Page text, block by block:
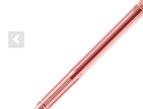
Previous slide